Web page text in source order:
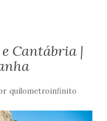
Cantábria |
quilometroinfinito